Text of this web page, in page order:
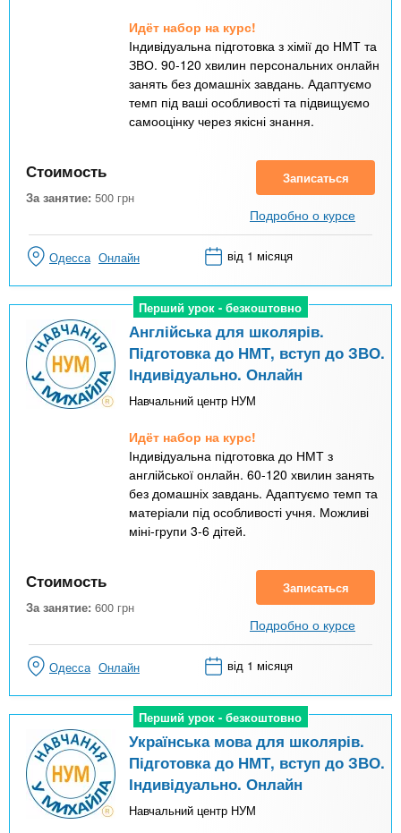
Идёт набор на курс!
Індивідуальна підготовка з хімії до НМТ та
ЗВО. 90-120 хвилин персональних онлайн
занять без домашніх завдань. Адаптуємо
темп під ваші особливості та підвищуємо
самооцінку через якісні знання.
Стоимость
За занятие: 500 грн
Записаться
Подробно о курсе
Одесса Онлайн від 1 місяця
Перший урок - безкоштовно
Перший урок - безкоштовно
Англійська для школярів.
Підготовка до НМТ, вступ до ЗВО.
Індивідуально. Онлайн
Навчальний центр НУМ
Идёт набор на курс!
Індивідуальна підготовка до НМТ з
англійської онлайн. 60-120 хвилин занять
без домашніх завдань. Адаптуємо темп та
матеріали під особливості учня. Можливі
міні-групи 3-6 дітей.
Стоимость
За занятие: 600 грн
Записаться
Подробно о курсе
Одесса Онлайн від 1 місяця
Перший урок - безкоштовно
Перший урок - безкоштовно
Українська мова для школярів.
Підготовка до НМТ, вступ до ЗВО.
Індивідуально. Онлайн
Навчальний центр НУМ